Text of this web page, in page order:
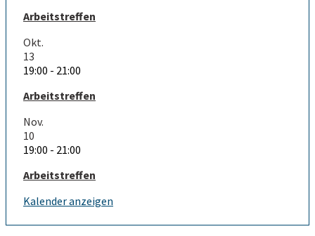
Arbeitstreffen
Okt.
13
19:00 - 21:00
Arbeitstreffen
Nov.
10
19:00 - 21:00
Arbeitstreffen
Kalender anzeigen